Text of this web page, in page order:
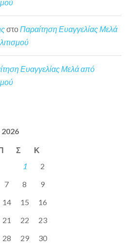
στοΠαραίτηση Ευαγγελίας Μελά
Ευαγγελίας Μελά από
Σ Κ
1
2
7 8
9
14 15
16
21 22
23
28 29
30